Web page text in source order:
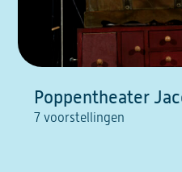
Poppentheater
7 voorstellingen